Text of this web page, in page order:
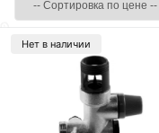
Нет в наличии